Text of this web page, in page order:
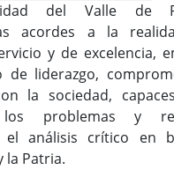
del Valle de
acordes a la
y de excelencia,
de liderazgo,
la sociedad,
los problemas y
el análisis crítico en
la Patria.